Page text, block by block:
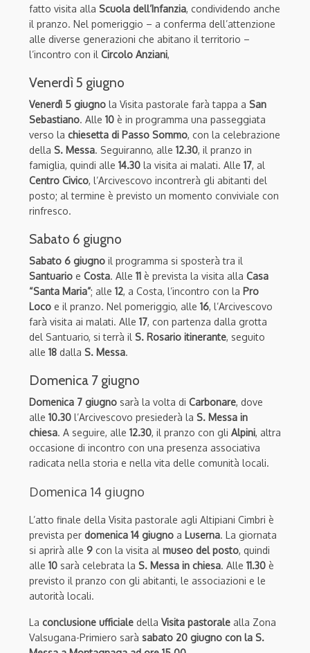
fatto visita alla Scuola dell’Infanzia, condividendo anche
il pranzo. Nel pomeriggio – a conferma dell’attenzione
alle diverse generazioni che abitano il territorio –
l’incontro con il Circolo Anziani,
Venerdì 5 giugno
Venerdì 5 giugno la Visita pastorale farà tappa a San
Sebastiano. Alle 10 è in programma una passeggiata
verso la chiesetta di Passo Sommo, con la celebrazione
della S. Messa. Seguiranno, alle 12.30, il pranzo in
famiglia, quindi alle 14.30 la visita ai malati. Alle 17, al
Centro Civico, l’Arcivescovo incontrerà gli abitanti del
posto; al termine è previsto un momento conviviale con
rinfresco.
Sabato 6 giugno
Sabato 6 giugno il programma si sposterà tra il
Santuario e Costa. Alle 11 è prevista la visita alla Casa
“Santa Maria”; alle 12, a Costa, l’incontro con la Pro
Loco e il pranzo. Nel pomeriggio, alle 16, l’Arcivescovo
farà visita ai malati. Alle 17, con partenza dalla grotta
del Santuario, si terrà il S. Rosario itinerante, seguito
alle 18 dalla S. Messa.
Domenica 7 giugno
Domenica 7 giugno sarà la volta di Carbonare, dove
alle 10.30 l’Arcivescovo presiederà la S. Messa in
chiesa. A seguire, alle 12.30, il pranzo con gli Alpini, altra
occasione di incontro con una presenza associativa
radicata nella storia e nella vita delle comunità locali.
Domenica 14 giugno
L’atto finale della Visita pastorale agli Altipiani Cimbri è
prevista per domenica 14 giugno a Luserna. La giornata
si aprirà alle 9 con la visita al museo del posto, quindi
alle 10 sarà celebrata la S. Messa in chiesa. Alle 11.30 è
previsto il pranzo con gli abitanti, le associazioni e le
autorità locali.
La conclusione ufficiale della Visita pastorale alla Zona
Valsugana-Primiero sarà sabato 20 giugno con la S.